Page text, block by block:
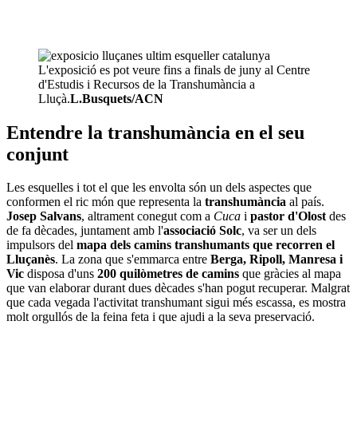
L'exposició es pot veure fins a finals de juny al Centre
d'Estudis i Recursos de la Transhumància a
Lluçà.L.Busquets/ACN
Entendre la transhumància en el seu
conjunt
Les esquelles i tot el que les envolta són un dels aspectes que
conformen el ric món que representa la transhumància al país.
Josep Salvans, altrament conegut com a Cuca i pastor d'Olostdes
de fa dècades, juntament amb l'associació Solc, va ser un dels
impulsors del mapa dels camins transhumants que recorren el
Lluçanès. La zona que s'emmarca entre Berga, Ripoll, Manresa i
Vic disposa d'uns 200 quilòmetres de camins que gràcies al mapa
que van elaborar durant dues dècades s'han pogut recuperar. Malgrat
que cada vegada l'activitat transhumant sigui més escassa, es mostra
molt orgullós de la feina feta i que ajudi a la seva preservació.